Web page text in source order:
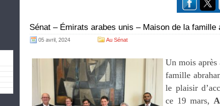
Sénat – Émirats arabes unis – Maison de la famille
05 avril, 2024 Au Sénat
Un mois
famille
le plaisir
ce 19 mars,